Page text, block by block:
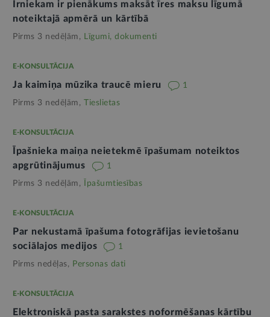
Īrniekam ir pienākums maksāt īres maksu līgumā
noteiktajā apmērā un kārtībā
Pirms 3 nedēļām, Līgumi, dokumenti
E-KONSULTĀCIJA
Ja kaimiņa mūzika traucē mieru 1
Pirms 3 nedēļām, Tieslietas
E-KONSULTĀCIJA
Īpašnieka maiņa neietekmē īpašumam noteiktos
apgrūtinājumus
1
Pirms 3 nedēļām, Īpašumtiesības
E-KONSULTĀCIJA
Par nekustamā īpašuma fotogrāfijas ievietošanu
sociālajos medijos
1
Pirms nedēļas, Personas dati
E-KONSULTĀCIJA
Elektroniskā pasta sarakstes noformēšanas kārtību